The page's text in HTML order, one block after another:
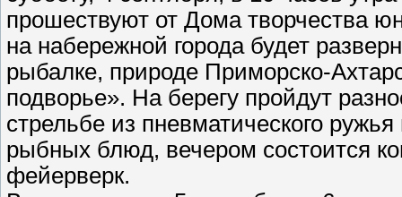
прошествуют от Дома творчества
на набережной города будет
рыбалке, природе Приморско-
подворье». На берегу пройдут
стрельбе из пневматического
рыбных блюд, вечером состоится
фейерверк.